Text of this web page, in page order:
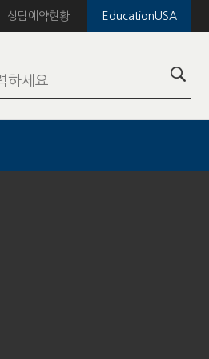
EducationUSA
상담예약현황